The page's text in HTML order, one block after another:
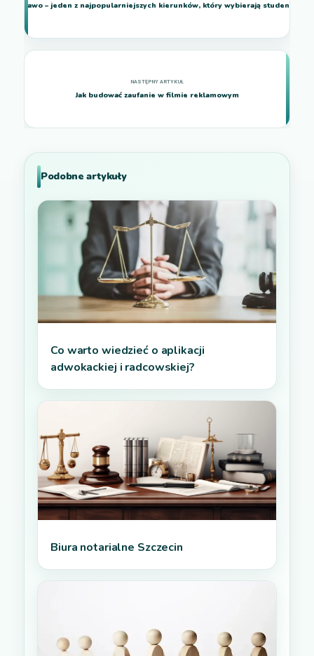
Prawo – jeden z najpopularniejszych kierunków, który wybierają studenci
Jak budować zaufanie w filmie reklamowym
Podobne artykuły
Co warto wiedzieć o aplikacji
adwokackiej i radcowskiej?
Biura notarialne Szczecin